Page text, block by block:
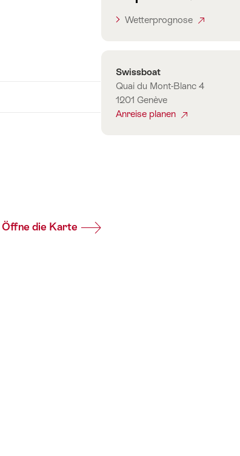
Öffne die Karte
Wetterprognose
Kontakt
Swissboat
Quai du Mont-Blanc 4
1201 Genève
Anreise planen